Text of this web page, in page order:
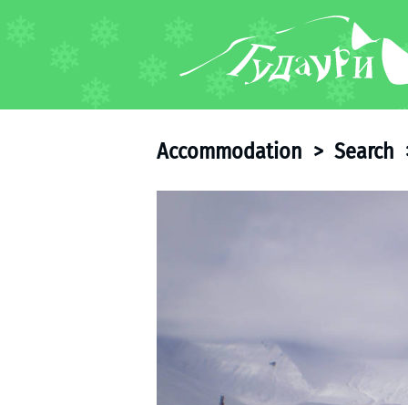
Accommodation > Search
Join telegram
INFO